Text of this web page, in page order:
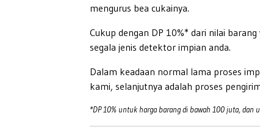
mengurus bea cukainya.
Cukup dengan DP 10%* dari nilai
segala jenis detektor impian anda.
Dalam keadaan normal lama proses
kami, selanjutnya adalah proses
*DP 10% untuk harga barang di bawah 100 juta, dan